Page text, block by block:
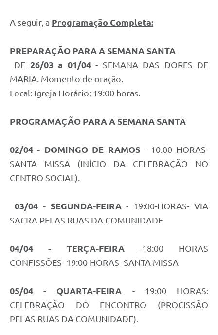
A seguir, a Programação Completa:
PREPARAÇÃO PARA A SEMANA SANTA
DE 26/03 a 01/04- SEMANA DAS DORES DE
MARIA. Momento de oração.
Local: Igreja Horário: 19:00 horas.
PROGRAMAÇÃO PARA A SEMANA SANTA
02/04 - DOMINGO DE RAMOS- 10:00 HORAS-
SANTA MISSA (INÍCIO DA CELEBRAÇÃO NO
CENTRO SOCIAL).
03/04 - SEGUNDA-FEIRA- 19:00-HORAS- VIA
SACRA PELAS RUAS DA COMUNIDADE
04/04 - TERÇA-FEIRA-18:00 HORAS
CONFISSÕES- 19:00 HORAS- SANTA MISSA
05/04 - QUARTA-FEIRA - 19:00 HORAS:
CELEBRAÇÃO DO ENCONTRO (PROCISSÃO
PELAS RUAS DA COMUNIDADE).